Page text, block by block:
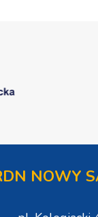
NOWY